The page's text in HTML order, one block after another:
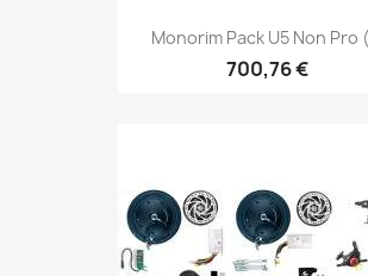
Monorim Pack U5 Non Pro
700,76 €